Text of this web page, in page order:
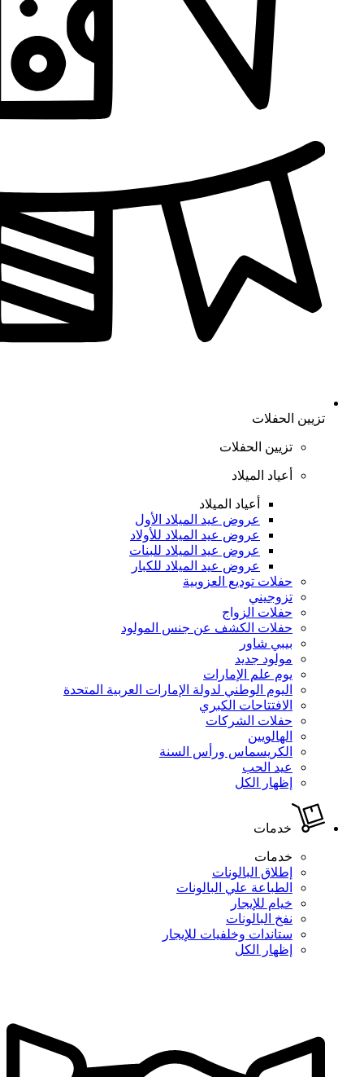
تزيين الحفلات
تزيين الحفلات
أعياد الميلاد
أعياد الميلاد
عروض عيد الميلاد الأول
عروض عيد الميلاد للأولاد
عروض عيد الميلاد للبنات
عروض عيد الميلاد للكبار
حفلات توديع العزوبية
تزوجيني
حفلات الزواج
حفلات الكشف عن جنس المولود
بيبي شاور
مولود جديد
يوم علم الإمارات
اليوم الوطني لدولة الإمارات العربية المتحدة
الافتتاحات الكبري
حفلات الشركات
الهالويين
الكريسماس ورأس السنة
عيد الحب
إظهار الكل
خدمات
خدمات
إطلاق البالونات
الطباعة علي البالونات
خيام للإيجار
نفخ البالونات
ستاندات وخلفيات للإيجار
إظهار الكل